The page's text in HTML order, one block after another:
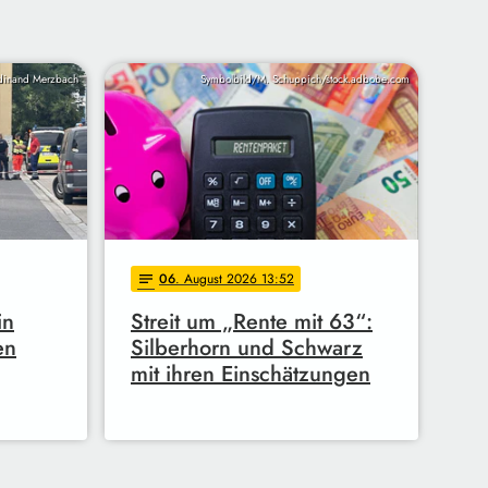
Merzbach Symbolbild/M. Schuppich/stock.adbobe.com
notes 06. August 2026 13:52
Streit um „Rente mit 63“:
Silberhorn und Schwarz
mit ihren Einschätzungen